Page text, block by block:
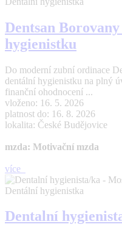
Dentsan
hygienistku
Do moderní zubní ordinace
dentální hygienistku na plný
finanční ohodnocení ...
vloženo: 16. 5. 2026
platnost do: 16. 8. 2026
lokalita: České Budějovice
mzda: Motivační mzda
více
Dentální hygienistka
Dentalní